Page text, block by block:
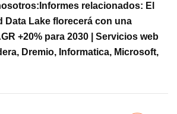
Informes relacionados: El
Data Lake florecerá con una
+20% para 2030 | Servicios web
Dremio, Informatica, Microsoft,